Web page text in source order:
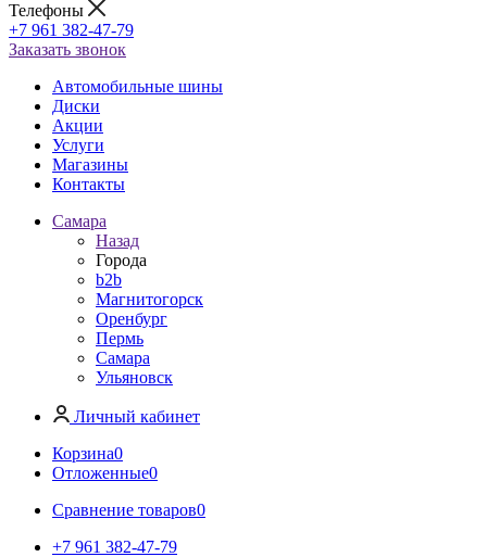
Телефоны
+7 961 382-47-79
Заказать звонок
Автомобильные шины
Диски
Акции
Услуги
Магазины
Контакты
Самара
Назад
Города
b2b
Магнитогорск
Оренбург
Пермь
Самара
Ульяновск
Личный кабинет
Корзина0
Отложенные0
Сравнение товаров0
+7 961 382-47-79